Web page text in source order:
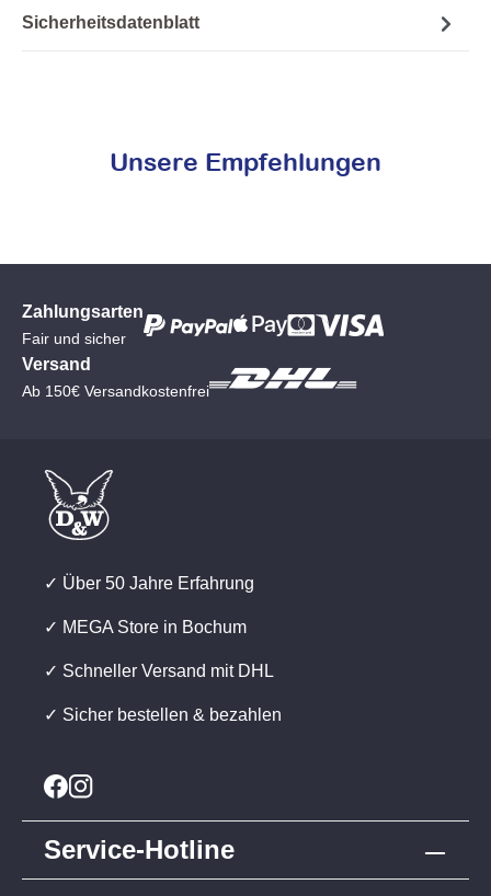
Sicherheitsdatenblatt
Unsere Empfehlungen
Zahlungsarten
Fair und sicher
Versand
Ab 150€ Versandkostenfrei
✓ Über 50 Jahre Erfahrung
✓ MEGA Store in Bochum
✓ Schneller Versand mit DHL
✓ Sicher bestellen & bezahlen
Service-Hotline